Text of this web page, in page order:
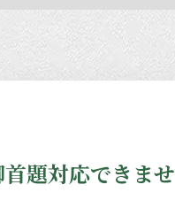
題対応できませ